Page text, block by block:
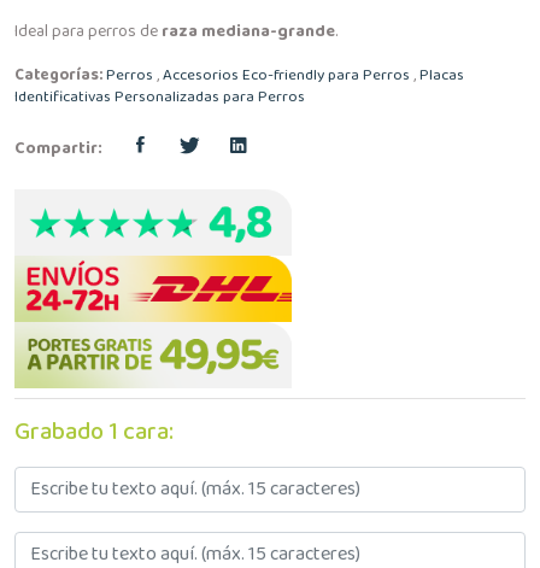
Ideal para perros deraza mediana-grande.
Categorías:Perros,Accesorios Eco-friendly para Perros,Placas
Identificativas Personalizadas para Perros
Compartir:
Grabado 1 cara: